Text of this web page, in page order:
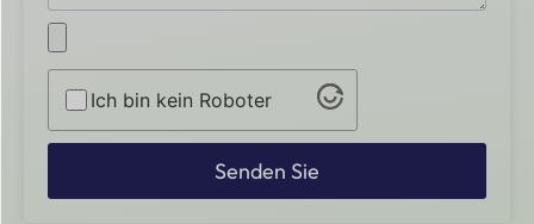
Ich bin kein Roboter
Senden Sie